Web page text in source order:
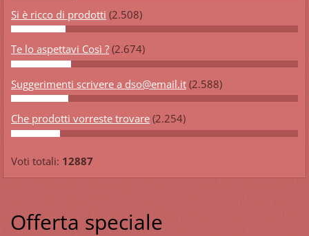
Si è ricco di prodotti (2.508)
Te lo aspettavi Così ? (2.674)
Suggerimenti scrivere a dso@email.it (2.588)
Che prodotti vorreste trovare (2.254)
Voti totali: 12887
Offerta speciale